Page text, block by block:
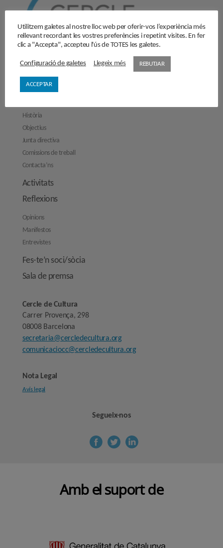
Història
Objectius
Junta directiva
Comissions de treball
Contacta’ns
Activitats
Reflexions
Opinions
Manifestos
Entrevistes
Fes-te’n soci/sòcia
Sala de premsa
Cercle de Cultura
Carrer Provença, 298
08008 Barcelona
secretaria@cercledecultura.org
comunicaciocc@cercledecultura.org
Nota Legal
Avís legal
Segueix-nos
Amb el suport de
Utilitzem galetes al nostre lloc web per oferir-vos l’experiència més
rellevant recordant les vostres preferències i repetint visites. En fer
clic a "Accepta", accepteu l'ús de TOTES les galetes.
Configuració de galetes Llegeix més REBUTJAR
ACCEPTAR